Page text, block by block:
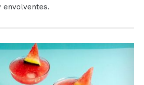
envolventes.